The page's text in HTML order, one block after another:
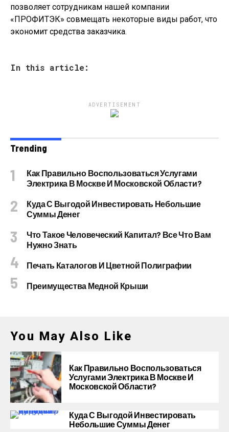
позволяет сотрудникам нашей компании
«ПРОФИТЭК» совмещать некоторые виды работ, что
экономит средства заказчика.
In this article:
ADVERTISEMENT
Trending
Как Правильно Воспользоваться Услугами
Электрика В Москве И Московской Области?
Куда С Выгодой Инвестировать Небольшие
Суммы Денег
Что Такое Человеческий Капитал? Все Что Вам
Нужно Знать
Печать Каталогов И Цветной Полиграфии
Преимущества Медной Крыши
You May Also Like
Как Правильно Воспользоваться
Услугами Электрика В Москве И
Московской Области?
Куда С Выгодой Инвестировать
Небольшие Суммы Денег